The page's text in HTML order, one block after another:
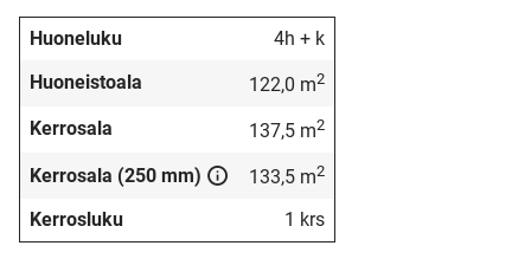
Huoneluku
4h + k
Huoneistoala
122,0 m2
Kerrosala 137,5 m2
Kerrosala (250 mm) 133,5 m2
Kerrosluku 1 krs